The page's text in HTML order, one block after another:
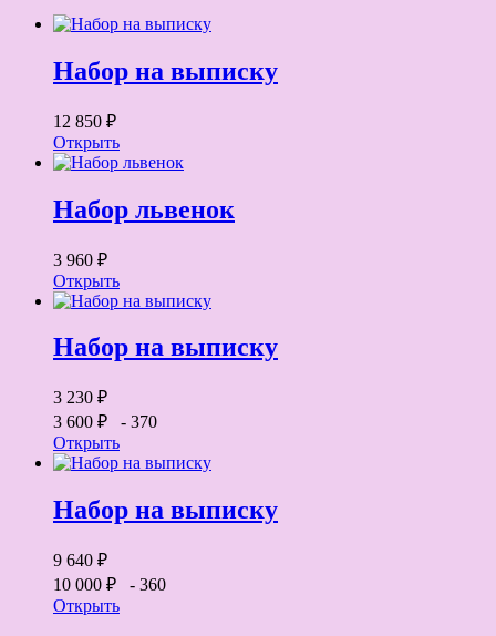
Набор на выписку
12 850 ₽
Открыть
Набор львенок
3 960 ₽
Открыть
Набор на выписку
3 230 ₽
3 600 ₽ - 370
Открыть
Набор на выписку
9 640 ₽
10 000 ₽ - 360
Открыть